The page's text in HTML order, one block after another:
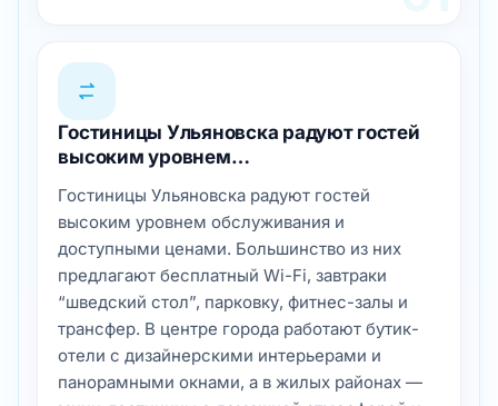
Гостиницы Ульяновска радуют гостей
высоким уровнем обслуживания и
доступными ценами. Большинство из них
предлагают бесплатный Wi-Fi, завтраки
трансфер. В центре города работают бутик-
отели с дизайнерскими интерьерами и
панорамными окнами, а в жилых районах —
мини-гостиницы с домашней атмосферой и
заботливым персоналом. Семейные
путешественники оценят гостиницы с
просторными номерами, детскими
площадками и кафе с блюдами местной